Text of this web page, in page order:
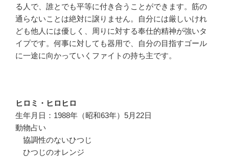
る人で、誰とでも平等に付き合うことができます。筋の
通らないことは絶対に譲りません。自分には厳しいけれ
ども他人には優しく、周りに対する奉仕的精神が強いタ
イプです。何事に対しても器用で、自分の目指すゴール
に一途に向かっていくファイトの持ち主です。
ヒロミ・ヒロヒロ
生年月日：1988年（昭和63年）5月22日
動物占い
協調性のないひつじ
ひつじのオレンジ